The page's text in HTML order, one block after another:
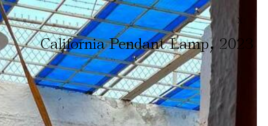
X
California Pendant Lamp,2023